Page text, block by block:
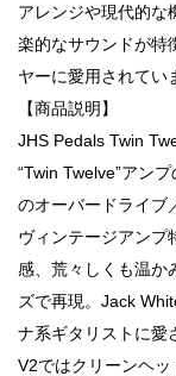
アレンジや現代的な
楽的なサウンドが特
ヤーに愛用されてい
【商品説明】
JHS Pedals Twin
“Twin Twelve”アン
のオーバードライブ
ヴィンテージアンプ
感、荒々しくも温か
ズで再現。Jack
ナ系ギタリストに愛
V2ではクリーンヘ